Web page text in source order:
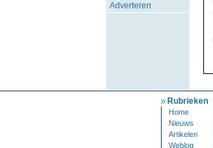
Adverteren
Rubrieken
Home
Nieuws
Artikelen
Weblog